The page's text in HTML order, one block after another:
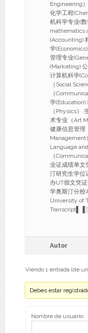
Engineering
化学工程
机科学专业(
mathematics
(Accounting).
学
管理专业
(Marketing).
计算机科学
（Social
（
学
（Physics）.
术专业（Art
健康信息管理
Management
Language
（
业证成绩单文
汀研究生学位
办UT假文凭
学奥斯汀分校
University of
Autor
Viendo 1 entrada (de
Debes estar
Nombre de usuario: